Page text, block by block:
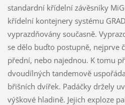
standardní křídelní závěsníky
křídelní kontejnery systému
vyprazdňovány současně.
se dělo buďto postupně, nejprve
přední, nebo najednou. K tomu
dvoudílných tandemově
břišních dvířek. Padáčky držely
výškové hladině. Jejich exploze